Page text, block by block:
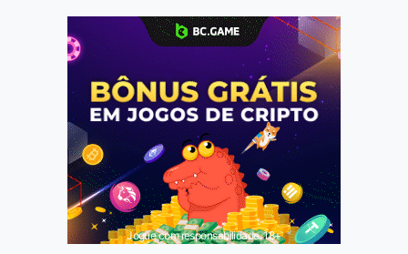
Jogue com responsabilidade. 18+